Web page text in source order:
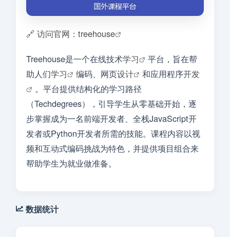
🔗 访问官网：treehouse
Treehouse是一个在线技术学习
平台，旨在帮
助人们学习 编码、网页设计 和应用程序开发
。平台提供结构化的学习路径
（Techdegrees），引导学生从零基础开始，逐
步掌握成为一名前端开发者、全栈JavaScript开
发者或Python开发者所需的技能。课程内容以视
频和互动式编码挑战为特色，并提供项目组合来
帮助学生为就业做准备。
数据统计